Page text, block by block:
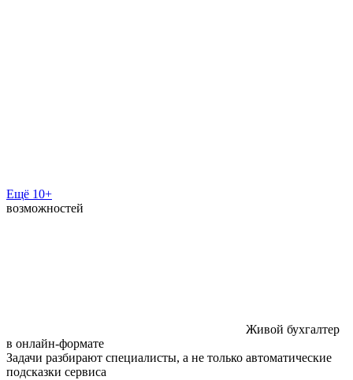
Ещё 10+
возможностей
Живой бухгалтер
в онлайн-формате
Задачи разбирают специалисты, а не только автоматические
подсказки сервиса